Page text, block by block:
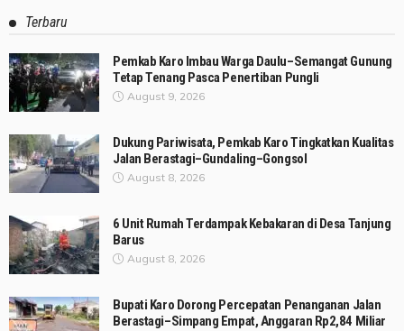
Terbaru
Pemkab Karo Imbau Warga Daulu–Semangat Gunung
Tetap Tenang Pasca Penertiban Pungli
August 9, 2026
Dukung Pariwisata, Pemkab Karo Tingkatkan Kualitas
Jalan Berastagi–Gundaling–Gongsol
August 8, 2026
6 Unit Rumah Terdampak Kebakaran di Desa Tanjung
Barus
August 8, 2026
Bupati Karo Dorong Percepatan Penanganan Jalan
Berastagi–Simpang Empat, Anggaran Rp2,84 Miliar